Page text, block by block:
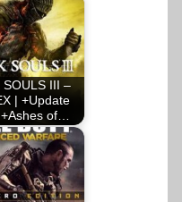
SOULS III –
| +Update
of…